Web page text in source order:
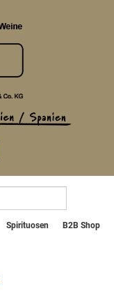
Spirituosen B2B Shop